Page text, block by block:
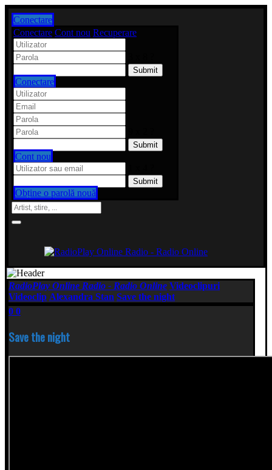
Conectare
Conectare Cont nou Recuperare
Conectare
Cont nou
Obține o parolă nouă
RadioPlay Online Radio - Radio Online Videoclipuri
Videoclip Alexandra Stan Save the night
0 0
Save the night